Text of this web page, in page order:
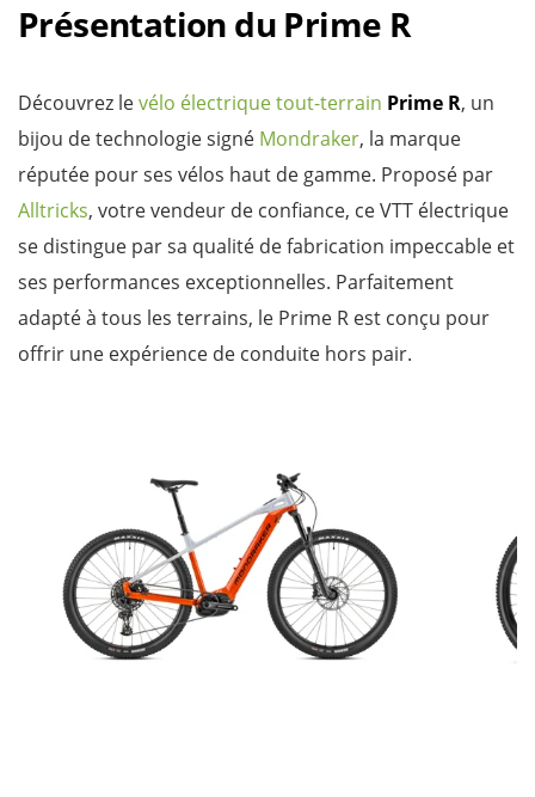
Présentation du Prime R
Découvrez levélo électrique tout-terrain Prime R, un
bijou de technologie signé Mondraker, la marque
réputée pour ses vélos haut de gamme. Proposé par
Alltricks, votre vendeur de confiance, ce VTT électrique
se distingue par sa qualité de fabrication impeccable et
ses performances exceptionnelles. Parfaitement
adapté à tous les terrains, le Prime R est conçu pour
offrir une expérience de conduite hors pair.